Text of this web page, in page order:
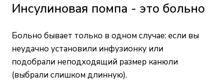
Инсулиновая помпа - это больно
Больно бывает только в одном случае: если вы
неудачно установили инфузионку или
подобрали неподходящий размер канюли
(выбрали слишком длинную).